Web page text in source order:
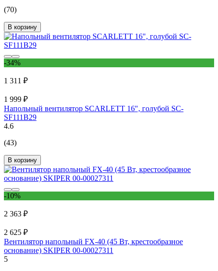
(70)
В корзину
-34%
1 311 ₽
1 999 ₽
Напольный вентилятор SCARLETT 16", голубой SC-
SF111B29
4.6
(43)
В корзину
-10%
2 363 ₽
2 625 ₽
Вентилятор напольный FX-40 (45 Вт, крестообразное
основание) SKIPER 00-00027311
5